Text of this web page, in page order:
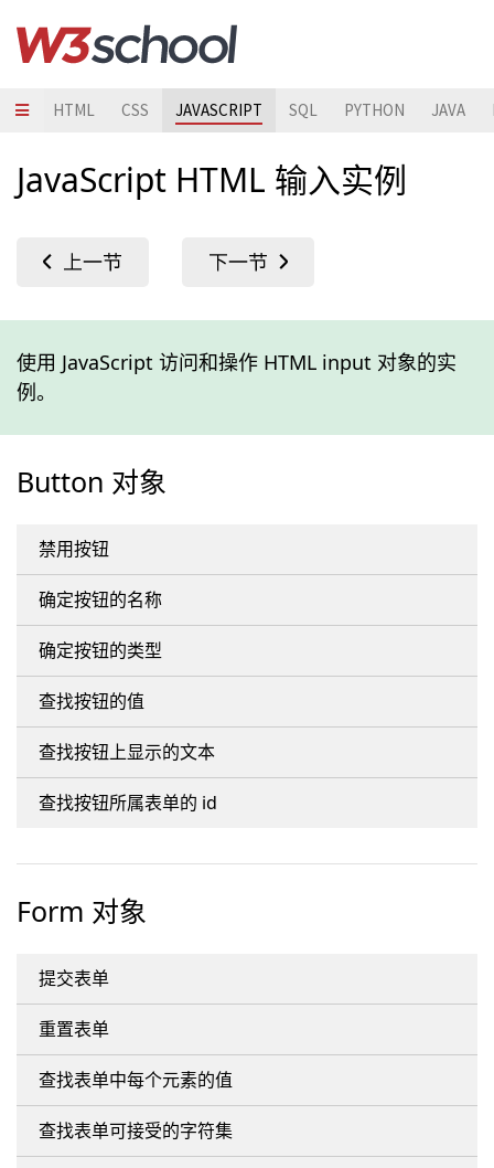
HTML CSS JAVASCRIPT SQL PYTHON JAVA
JavaScript HTML 输入实例
使用 JavaScript 访问和操作 HTML input 对象的实
例。
Button 对象
禁用按钮
确定按钮的名称
确定按钮的类型
查找按钮的值
查找按钮上显示的文本
查找按钮所属表单的 id
Form 对象
提交表单
重置表单
查找表单中每个元素的值
查找表单可接受的字符集